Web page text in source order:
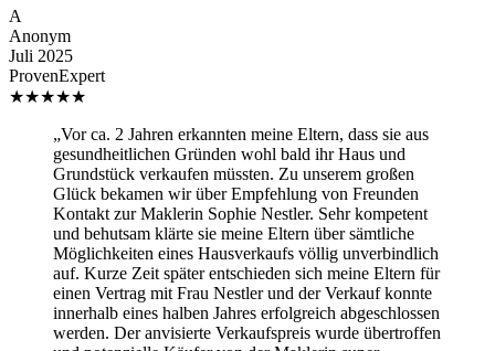
A
Anonym
Juli 2025
ProvenExpert
★★★★★
„Vor ca. 2 Jahren erkannten meine Eltern, dass sie aus
gesundheitlichen Gründen wohl bald ihr Haus und
Grundstück verkaufen müssten. Zu unserem großen
Glück bekamen wir über Empfehlung von Freunden
Kontakt zur Maklerin Sophie Nestler. Sehr kompetent
und behutsam klärte sie meine Eltern über sämtliche
Möglichkeiten eines Hausverkaufs völlig unverbindlich
auf. Kurze Zeit später entschieden sich meine Eltern für
einen Vertrag mit Frau Nestler und der Verkauf konnte
innerhalb eines halben Jahres erfolgreich abgeschlossen
werden. Der anvisierte Verkaufspreis wurde übertroffen